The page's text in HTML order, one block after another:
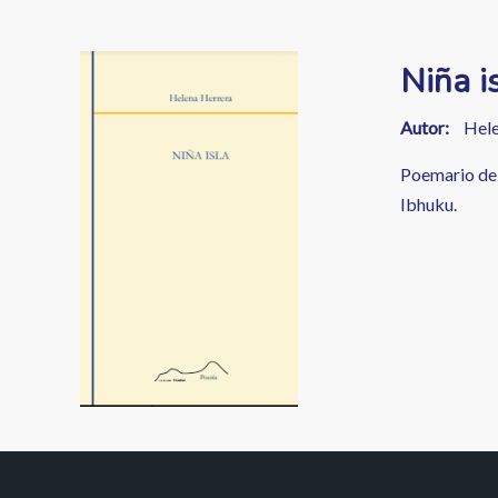
de
ayuda Niña
Autor
Poemario
Ibhuku.